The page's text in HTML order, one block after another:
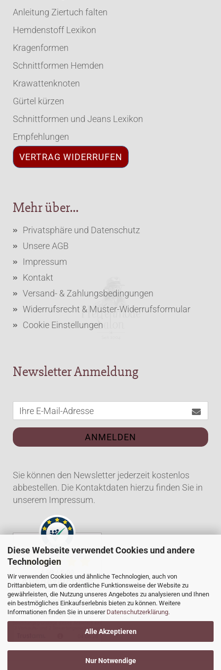
Diese Webseite verwendet Cookies und andere
Technologien
Wir verwenden Cookies und ähnliche Technologien, auch von
Drittanbietern, um die ordentliche Funktionsweise der Website zu
gewährleisten, die Nutzung unseres Angebotes zu analysieren und Ihnen
ein bestmögliches Einkaufserlebnis bieten zu können. Weitere
Informationen finden Sie in unserer Datenschutzerklärung.
Alle Akzeptieren
Nur Notwendige
Anleitung Ziertuch falten
Hemdenstoff Lexikon
Kragenformen
Schnittformen Hemden
Krawattenknoten
Gürtel kürzen
Schnittformen und Jeans Lexikon
Empfehlungen
VERTRAG WIDERRUFEN
Mehr über...
Privatsphäre und Datenschutz
Unsere AGB
Impressum
Kontakt
Versand- & Zahlungsbedingungen
Widerrufsrecht & Muster-Widerrufsformular
Cookie Einstellungen
Newsletter Anmeldung
ANMELDEN
Sie können den Newsletter jederzeit kostenlos
abbestellen. Die Kontaktdaten hierzu finden Sie in
unserem Impressum.